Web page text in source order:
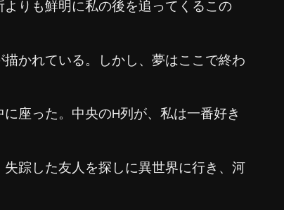
りも鮮明に私の後を追ってくるこの
かれている。しかし、夢はここで終わ
座った。中央のH列が、私は一番好き
踪した友人を探しに異世界に行き、河